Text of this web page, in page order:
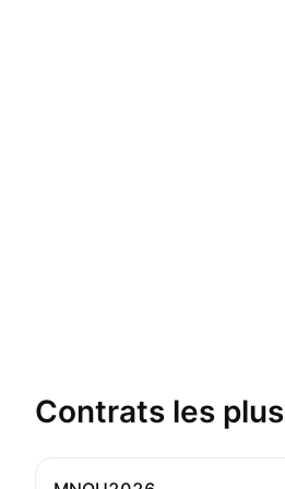
Contrats les plus